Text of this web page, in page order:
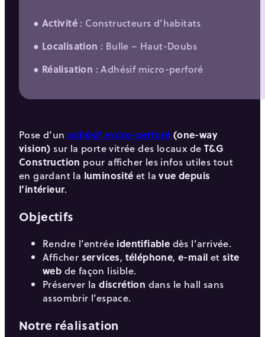
● Activité : Constructeurs d’habitats
● Localisation : Bulle – Haut-Doubs
● Réalisation : Adhésif micro-perforé
Pose d’un adhésif micro-perforé (one-way
vision) sur la porte vitrée des locaux de T&G
Construction pour afficher les infos utiles tout
en gardant la luminosité et lavue depuis
l’intérieur.
Objectifs
Rendre l’entrée identifiable dès l’arrivée.
Afficher services, téléphone,e-mail etsite
web de façon lisible.
Préserver ladiscrétion dans le hall sans
assombrir l’espace.
Notre réalisation